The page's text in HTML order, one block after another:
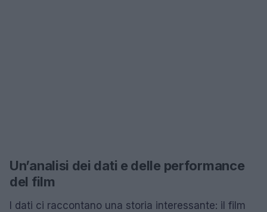
Un’analisi dei dati e delle performance
del film
I dati ci raccontano una storia interessante: il film